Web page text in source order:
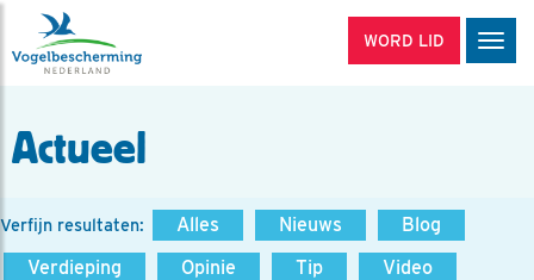
WORD LID
Actueel
Verfijn resultaten: Alles Nieuws
Blog
Verdieping
Opinie Tip
Video